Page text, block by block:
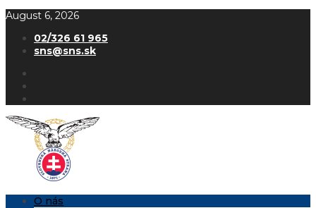
August 6, 2026
02/326 61 965
sns@sns.sk
O nás